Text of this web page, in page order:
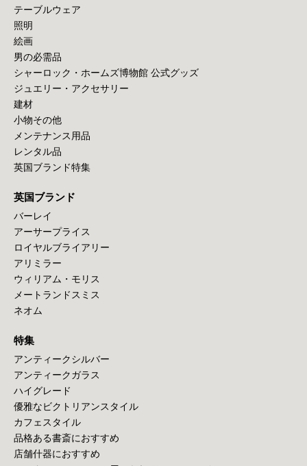
テーブルウェア
照明
絵画
男の必需品
シャーロック・ホームズ博物館 公式グッズ
ジュエリー・アクセサリー
建材
小物その他
メンテナンス用品
レンタル品
英国ブランド特集
英国ブランド
バーレイ
アーサープライス
ロイヤルブライアリー
アリミラー
ウィリアム・モリス
メートランドスミス
ネオム
特集
アンティークシルバー
アンティークガラス
ハイグレード
優雅なビクトリアンスタイル
カフェスタイル
品格ある書斎におすすめ
店舗什器におすすめ